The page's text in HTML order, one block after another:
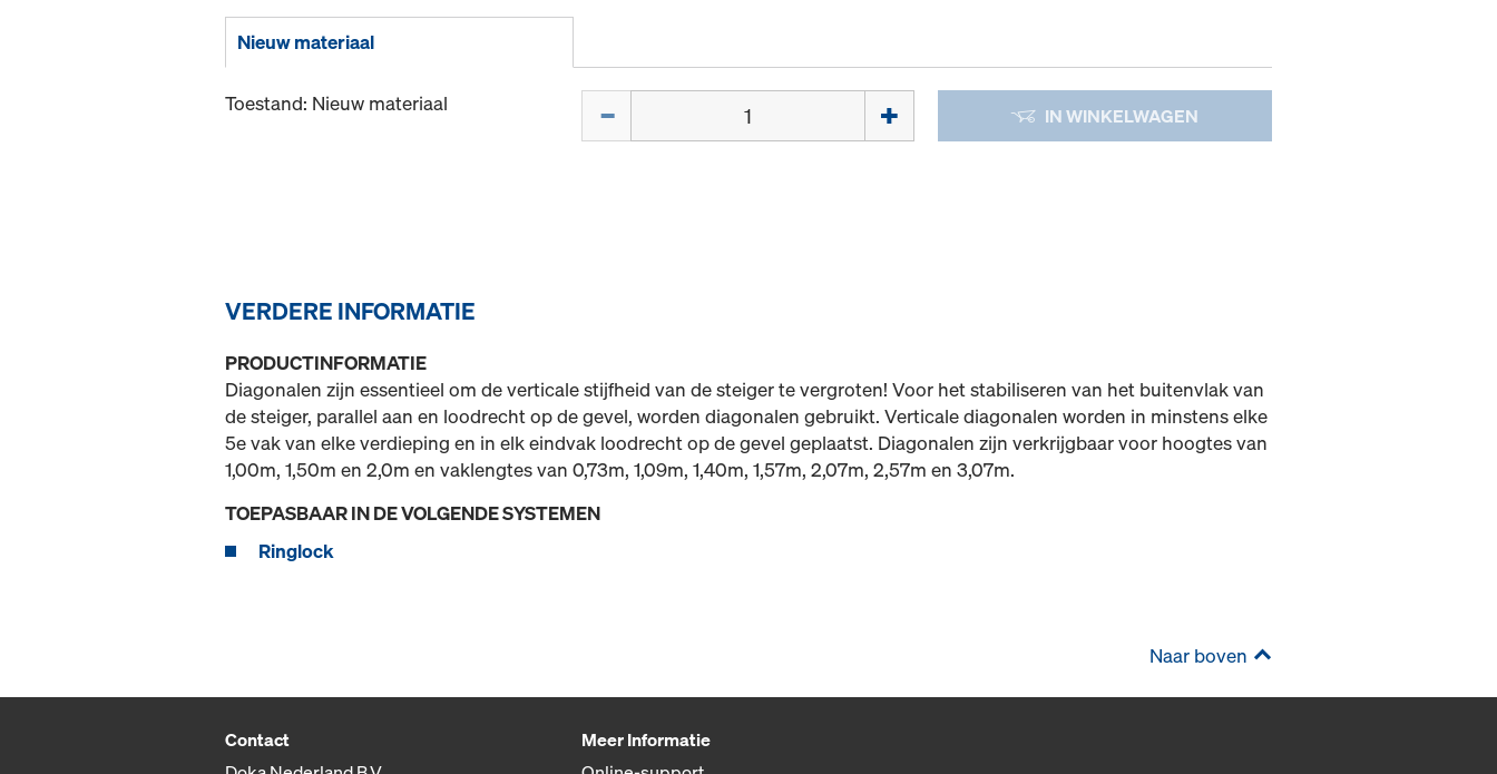
Nieuw materiaal
Toestand: Nieuw materiaal IN WINKELWAGEN
VERDERE INFORMATIE
PRODUCTINFORMATIE
Diagonalen zijn essentieel om de verticale stijfheid van de steiger te vergroten! Voor het stabiliseren van het buitenvlak van
de steiger, parallel aan en loodrecht op de gevel, worden diagonalen gebruikt. Verticale diagonalen worden in minstens elke
5e vak van elke verdieping en in elk eindvak loodrecht op de gevel geplaatst. Diagonalen zijn verkrijgbaar voor hoogtes van
1,00m, 1,50m en 2,0m en vaklengtes van 0,73m, 1,09m, 1,40m, 1,57m, 2,07m, 2,57m en 3,07m.
TOEPASBAAR IN DE VOLGENDE SYSTEMEN
Ringlock
Naar boven
Contact
Meer Informatie